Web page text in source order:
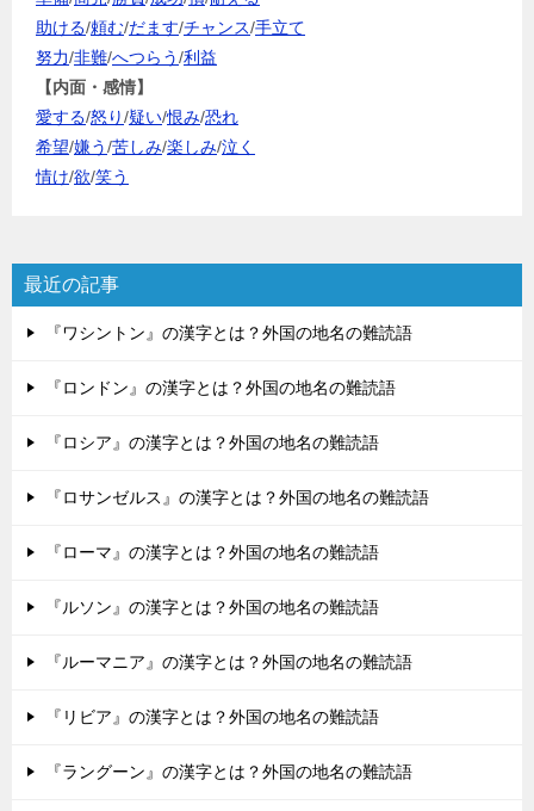
助ける/頼む/だます/チャンス/手立て
努力/非難/へつらう/利益
【内面・感情】
愛する/怒り/疑い/恨み/恐れ
希望/嫌う/苦しみ/楽しみ/泣く
情け/欲/笑う
最近の記事
『ワシントン』の漢字とは？外国の地名の難読語
『ロンドン』の漢字とは？外国の地名の難読語
『ロシア』の漢字とは？外国の地名の難読語
『ロサンゼルス』の漢字とは？外国の地名の難読語
『ローマ』の漢字とは？外国の地名の難読語
『ルソン』の漢字とは？外国の地名の難読語
『ルーマニア』の漢字とは？外国の地名の難読語
『リビア』の漢字とは？外国の地名の難読語
『ラングーン』の漢字とは？外国の地名の難読語